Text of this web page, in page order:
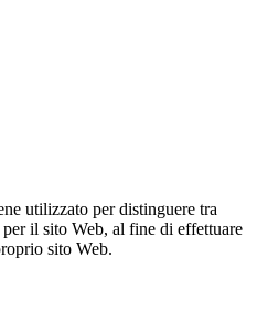
utilizzato per distinguere tra
il sito Web, al fine di effettuare
sito Web.